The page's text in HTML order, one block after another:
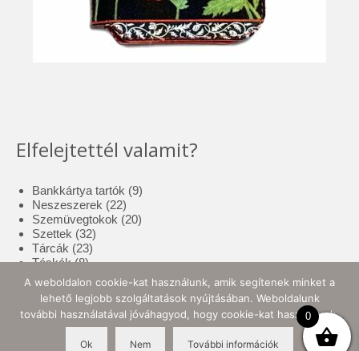
Elfelejtettél valamit?
Bankkártya tartók 99
Neszeszerek 2222
termék
Szemüvegtokok 2020
Szettek 3232
termék
Tárcák 2323
termék
Táskák 88
termék
Tolltartók
termék
Tote bag
3
termék
Zsebkendő tartók 1010
termék
0
A weboldalon cookie-kat használunk, amik segítenek minket a
lehető legjobb szolgáltatások nyújtásában. Weboldalunk
további használatával jóváhagyod, hogy cookie-kat használjunk.
Ok Nem További információk